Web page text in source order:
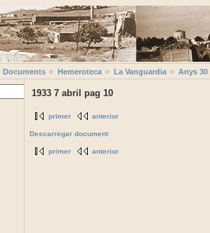
Documents Hemeroteca La Vanguardia Anys 30
1933 7 abril pag 10
primer anterior
Descarregar document
primer anterior